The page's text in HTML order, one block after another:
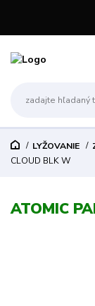
LYŽOVANIE
CLOUD BLK W
ATOMIC